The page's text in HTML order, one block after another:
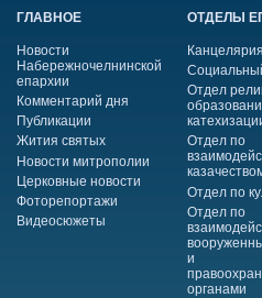
ГЛАВНОЕ
Новости
Набережночелнинской
епархии
Комментарий дня
Публикации
Жития святых
Новости митрополии
Церковные новости
Фоторепортажи
Видеосюжеты
ОТДЕЛЫ
Отдел
Отдел по
Отдел по
Отдел по
и
органами